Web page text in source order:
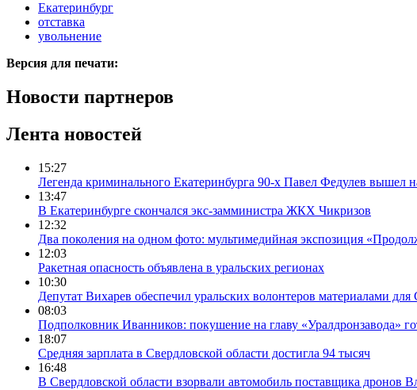
Екатеринбург
отставка
увольнение
Версия для печати:
Новости партнеров
Лента новостей
15:27
Легенда криминального Екатеринбурга 90-х Павел Федулев вышел
13:47
В Екатеринбурге скончался экс-замминистра ЖКХ Чикризов
12:32
Два поколения на одном фото: мультимедийная экспозиция
12:03
Ракетная опасность объявлена в уральских регионах
10:30
Депутат Вихарев обеспечил уральских волонтеров материалами
08:03
Подполковник Иванников: покушение на главу «Уралдронзавода»
18:07
Средняя зарплата в Свердловской области достигла 94 тысяч
16:48
В Свердловской области взорвали автомобиль поставщика дронов